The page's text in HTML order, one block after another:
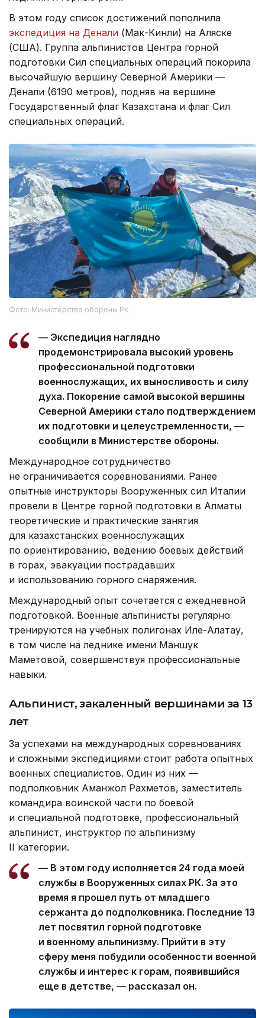
В этом году список достижений пополнила
экспедиция на Денали (Мак-Кинли) на Аляске
(США). Группа альпинистов Центра горной
подготовки Сил специальных операций покорила
высочайшую вершину Северной Америки —
Денали (6190 метров), подняв на вершине
Государственный флаг Казахстана и флаг Сил
специальных операций.
Фото: Министерство обороны РК
— Экспедиция наглядно
продемонстрировала высокий уровень
профессиональной подготовки
военнослужащих, их выносливость и силу
духа. Покорение самой высокой вершины
Северной Америки стало подтверждением
их подготовки и целеустремленности, —
сообщили в Министерстве обороны.
Международное сотрудничество
не ограничивается соревнованиями. Ранее
опытные инструкторы Вооруженных сил Италии
провели в Центре горной подготовки в Алматы
теоретические и практические занятия
для казахстанских военнослужащих
по ориентированию, ведению боевых действий
в горах, эвакуации пострадавших
и использованию горного снаряжения.
Международный опыт сочетается с ежедневной
подготовкой. Военные альпинисты регулярно
тренируются на учебных полигонах Иле-Алатау,
в том числе на леднике имени Маншук
Маметовой, совершенствуя профессиональные
навыки.
Альпинист, закаленный вершинами за 13
лет
За успехами на международных соревнованиях
и сложными экспедициями стоит работа опытных
военных специалистов. Один из них —
подполковник Аманжол Рахметов, заместитель
командира воинской части по боевой
и специальной подготовке, профессиональный
альпинист, инструктор по альпинизму
II категории.
— В этом году исполняется 24 года моей
службы в Вооруженных силах РК. За это
время я прошел путь от младшего
сержанта до подполковника. Последние 13
лет посвятил горной подготовке
и военному альпинизму. Прийти в эту
сферу меня побудили особенности военной
службы и интерес к горам, появившийся
еще в детстве, — рассказал он.